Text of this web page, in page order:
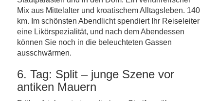
Mix aus Mittelalter und kroatischem Alltagsleben. 140
km. Im schönsten Abendlicht spendiert Ihr Reiseleiter
eine Likörspezialität, und nach dem Abendessen
können Sie noch in die beleuchteten Gassen
ausschwärmen.
6. Tag: Split – junge Szene vor
antiken Mauern